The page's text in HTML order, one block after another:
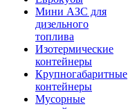
Мини АЗС для
дизельного
топлива
Изотермические
контейнеры
Крупногабаритные
контейнеры
Мусорные